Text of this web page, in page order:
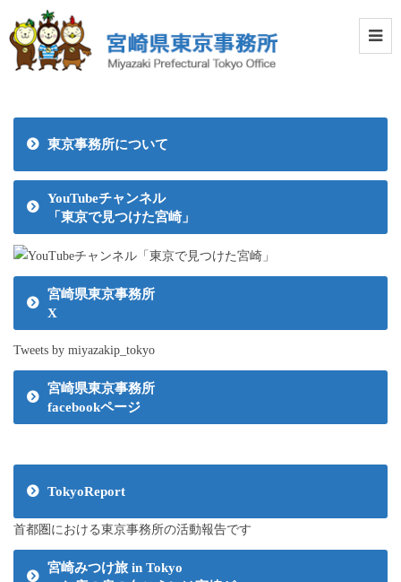
東京事務所について
YouTubeチャンネル
「東京で見つけた宮崎」
宮崎県東京事務所
X
Tweets by miyazakip_tokyo
宮崎県東京事務所
facebookページ
TokyoReport
首都圏における東京事務所の活動報告です
宮崎みつけ旅 in Tokyo